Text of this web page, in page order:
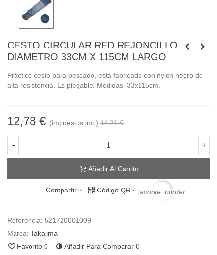
CESTO CIRCULAR RED REJONCILLO
DIAMETRO 33CM X 115CM LARGO
Práctico cesto para pescado, está fabricado con nylon negro de
alta resistencia. Es plegable. Medidas: 33x115cm.
12,78 € (impuestos inc.) 14,21 €
- +
Añadir Al Carrito
Compartir Código QR favorite_border
Referencia: 521720001009
Marca: Takajima
Favorito 0 Añadir Para Comparar 0